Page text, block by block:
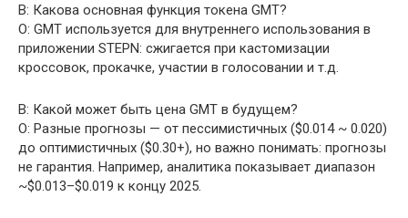
В: Какова основная функция токена GMT?
О: GMT используется для внутреннего использования в
приложении STEPN: сжигается при кастомизации
кроссовок, прокачке, участии в голосовании и т.д.
В: Какой может быть цена GMT в будущем?
О: Разные прогнозы — от пессимистичных ($0.014 ~ 0.020)
до оптимистичных ($0.30+), но важно понимать: прогнозы
не гарантия. Например, аналитика показывает диапазон
~$0.013–$0.019 к концу 2025.